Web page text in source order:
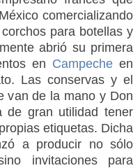
comercializando
para botellas y
abrió su primera
en Campecheen
Las conservas y el
van de la mano y Don
de gran utilidad tener
etiquetas. Dicha
a producir no sólo
invitaciones para